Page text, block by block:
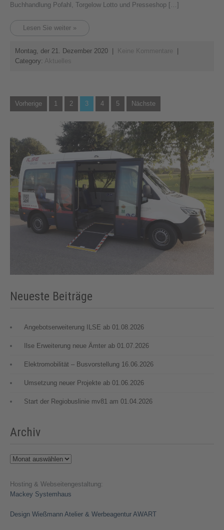
Buchhandlung Pofahl, Torgelow Lotto und Presseshop […]
Lesen Sie weiter »
Montag, der 21. Dezember 2020 Keine Kommentare
Category: Aktuelles
Seitennummerierung
der
Vorherige 1 2 3 4 5 Nächste
Neueste Beiträge
Angebotserweiterung ILSE ab 01.08.2026
Ilse Erweiterung neue Ämter ab 01.07.2026
Elektromobilität – Busvorstellung 16.06.2026
Umsetzung neuer Projekte ab 01.06.2026
Start der Regiobuslinie mv81 am 01.04.2026
Archiv
Archiv
Hosting & Webseitengestaltung:
Mackey Systemhaus
Design Wießmann Atelier & Werbeagentur AWART